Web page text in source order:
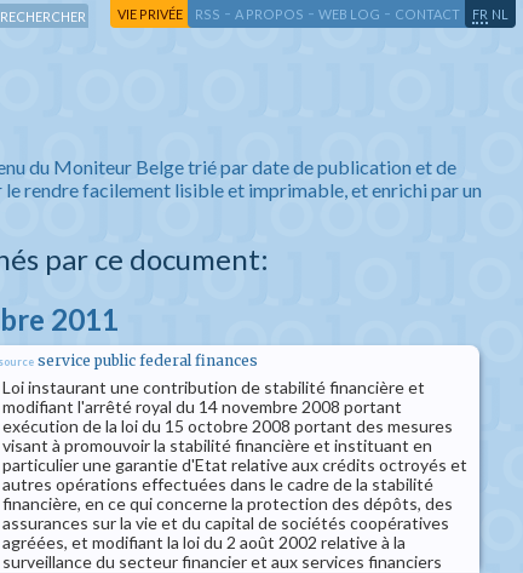
VIE PRIVÉE RSS - A PROPOS - WEB LOG - CONTACT FR NL
du Moniteur Belge trié par date de publication et de
rendre facilement lisible et imprimable, et enrichi par un
par ce document:
2011
source service public federal finances
Loi instaurant une contribution de stabilité financière et
modifiant l'arrêté royal du 14 novembre 2008 portant
exécution de la loi du 15 octobre 2008 portant des mesures
visant à promouvoir la stabilité financière et instituant en
particulier une garantie d'Etat relative aux crédits octroyés et
autres opérations effectuées dans le cadre de la stabilité
financière, en ce qui concerne la protection des dépôts, des
assurances sur la vie et du capital de sociétés coopératives
agréées, et modifiant la loi du 2 août 2002 relative à la
surveillance du secteur financier et aux services financiers